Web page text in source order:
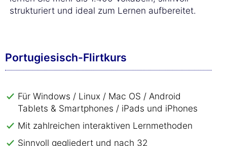
strukturiert und ideal zum Lernen aufbereitet.
Portugiesisch-Flirtkurs
Für Windows / Linux / Mac OS / Android
Tablets & Smartphones / iPads und iPhones
Mit zahlreichen interaktiven Lernmethoden
Sinnvoll gegliedert und nach 32